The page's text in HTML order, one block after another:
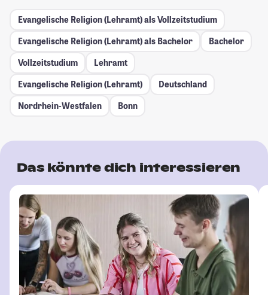
Evangelische Religion (Lehramt) als Vollzeitstudium
Evangelische Religion (Lehramt) als Bachelor
Bachelor
Vollzeitstudium
Lehramt
Evangelische Religion (Lehramt)
Deutschland
Nordrhein-Westfalen
Bonn
Das könnte dich interessieren